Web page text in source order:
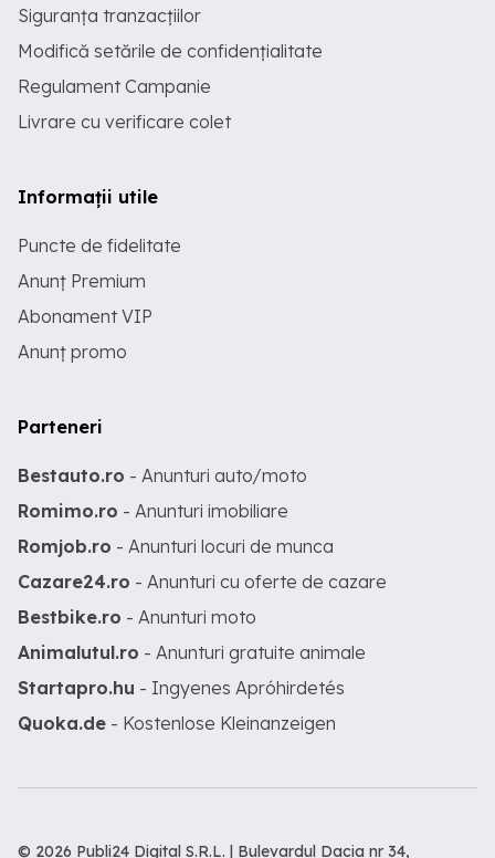
Siguranța tranzacțiilor
Modifică setările de confidențialitate
Regulament Campanie
Livrare cu verificare colet
Informații utile
Puncte de fidelitate
Anunț Premium
Abonament VIP
Anunț promo
Parteneri
Bestauto.ro - Anunturi auto/moto
Romimo.ro - Anunturi imobiliare
Romjob.ro - Anunturi locuri de munca
Cazare24.ro - Anunturi cu oferte de cazare
Bestbike.ro - Anunturi moto
Animalutul.ro - Anunturi gratuite animale
Startapro.hu - Ingyenes Apróhirdetés
Quoka.de - Kostenlose Kleinanzeigen
© 2026 Publi24 Digital S.R.L. | Bulevardul Dacia nr 34,